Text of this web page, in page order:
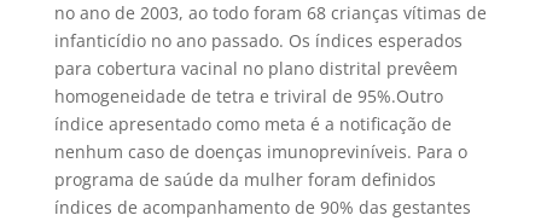
no ano de 2003, ao todo foram 68 crianças vítimas de
infanticídio no ano passado. Os índices esperados
para cobertura vacinal no plano distrital prevêem
homogeneidade de tetra e triviral de 95%.Outro
índice apresentado como meta é a notificação de
nenhum caso de doenças imunopreviníveis. Para o
programa de saúde da mulher foram definidos
índices de acompanhamento de 90% das gestantes